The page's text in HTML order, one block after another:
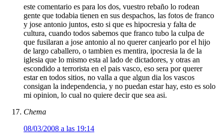
este comentario es para los dos, vuestro rebaño lo rodean
gente que todabia tienen en sus despachos, las fotos de franco
y jose antonio juntos, esto si que es hipocresia y falta de
cultura, cuando todos sabemos que franco tubo la culpa de
que fusilaran a jose antonio al no querer canjearlo por el hijo
de largo caballero, o tambien es mentira, ipocresia la de la
iglesia que lo mismo esta al lado de dictadores, y otras an
escondido a terrorista en el pais vasco, eso sera por querer
estar en todos sitios, no valla a que algun dia los vascos
consigan la independencia, y no puedan estar hay, esto es solo
mi opinion, lo cual no quiere decir que sea asi.
Chema
08/03/2008 a las 19:14